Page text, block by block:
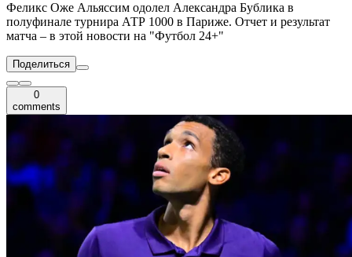
Феликс Оже Альяссим одолел Александра Бублика в
полуфинале турнира АТР 1000 в Париже. Отчет и результат
матча – в этой новости на "Футбол 24+"
Поделиться
0
comments